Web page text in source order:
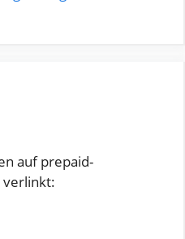
auf prepaid-
verlinkt: